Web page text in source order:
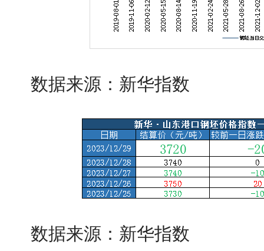
数据来源：新华指数
数据来源：新华指数